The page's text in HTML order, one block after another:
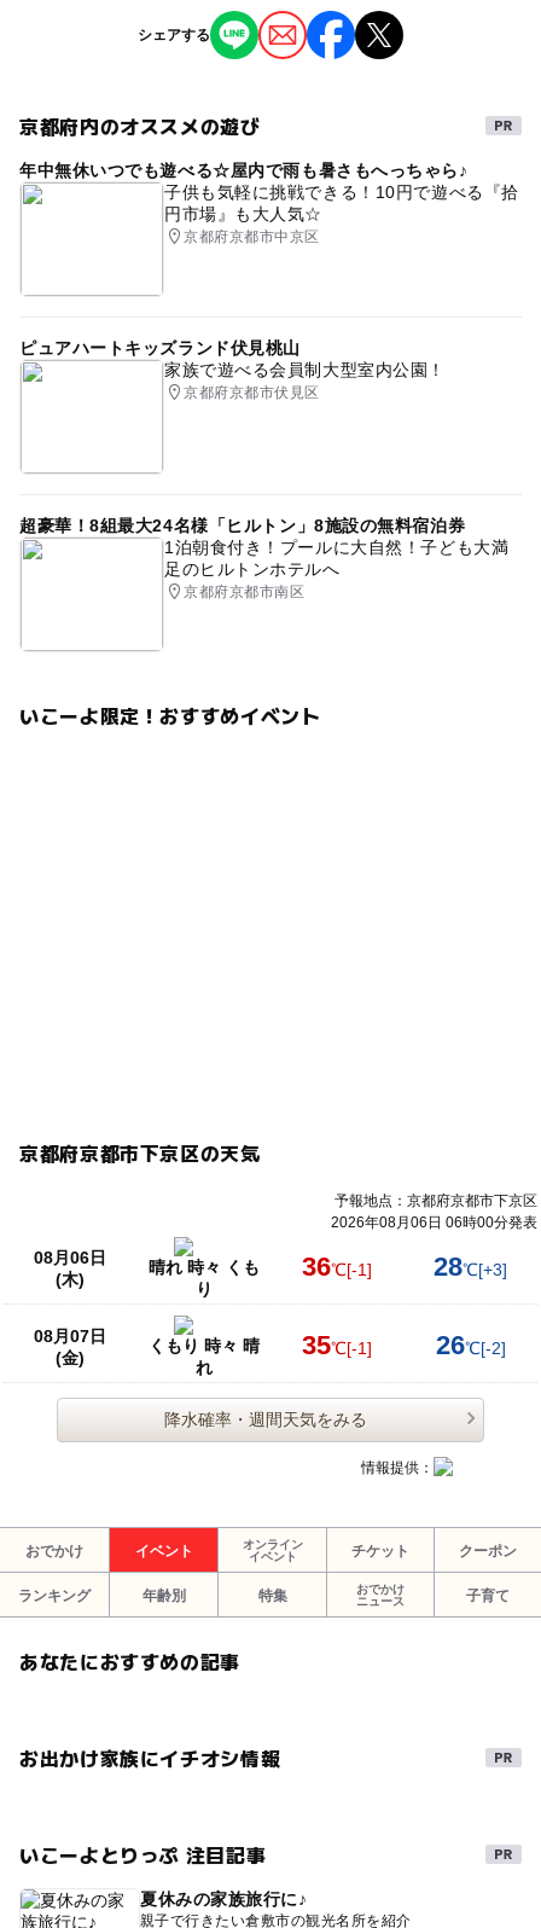
※掲載の情報は天候や主催者側の都合などにより変更にな
ることがあります。
シェアする
京都府内のオススメの遊び
年中無休いつでも遊べる☆屋内で雨も暑さもへっちゃら♪
子供も気軽に挑戦できる！10円で遊べる『拾
円市場』も大人気☆
京都府京都市中京区
ピュアハートキッズランド伏見桃山
家族で遊べる会員制大型室内公園！
京都府京都市伏見区
超豪華！8組最大24名様「ヒルトン」8施設の無料宿泊券
1泊朝食付き！プールに大自然！子ども大満
足のヒルトンホテルへ
京都府京都市南区
いこーよ限定！おすすめイベント
京都府京都市下京区の天気
予報地点：京都府京都市下京区
2026年08月06日 06時00分発表
08月06日
(木)
晴れ 時々 くも
り
36℃[-1] 28℃[+3]
08月07日
(金)
くもり 時々 晴
れ
35℃[-1] 26℃[-2]
降水確率・週間天気をみる
情報提供：
おでかけ イベント
オンライン
イベント
チケット クーポン
ランキング 年齢別 特集
おでかけ
ニュース
子育て
あなたにおすすめの記事
お出かけ家族にイチオシ情報
いこーよとりっぷ 注目記事
夏休みの家族旅行に♪
親子で行きたい倉敷市の観光名所を紹介